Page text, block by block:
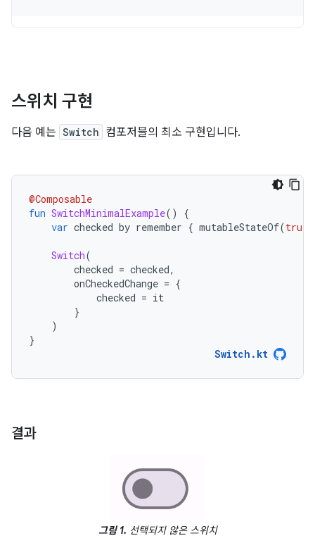
스위치 구현
다음 예는 Switch 컴포저블의 최소 구현입니다.
결과
그림 1. 선택되지 않은 스위치